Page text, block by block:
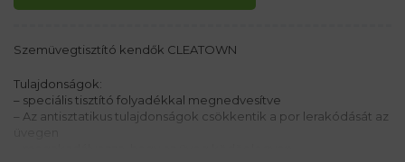
Szemüvegtisztító kendők CLEATOWN
Tulajdonságok:
– speciális tisztító folyadékkal megnedvesítve
– Az antisztatikus tulajdonságok csökkentik a por lerakódását az